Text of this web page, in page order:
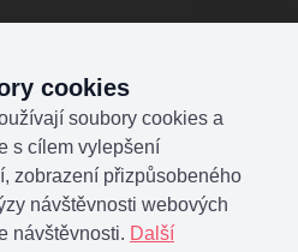
cookies
soubory cookies a
s cílem vylepšení
zobrazení přizpůsobeného
návštěvnosti webových
návštěvnosti. Další